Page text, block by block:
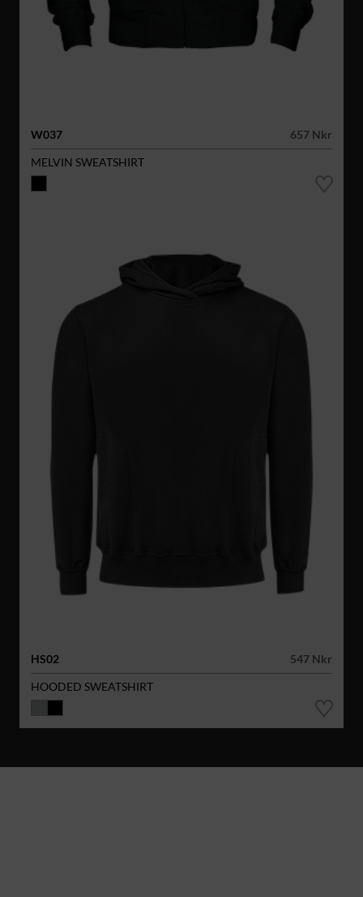
W037
657 Nkr
MELVIN SWEATSHIRT
HS02
547 Nkr
HOODED SWEATSHIRT